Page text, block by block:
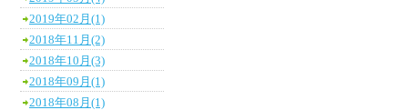
2019年02月(1)
2018年11月(2)
2018年10月(3)
2018年09月(1)
2018年08月(1)